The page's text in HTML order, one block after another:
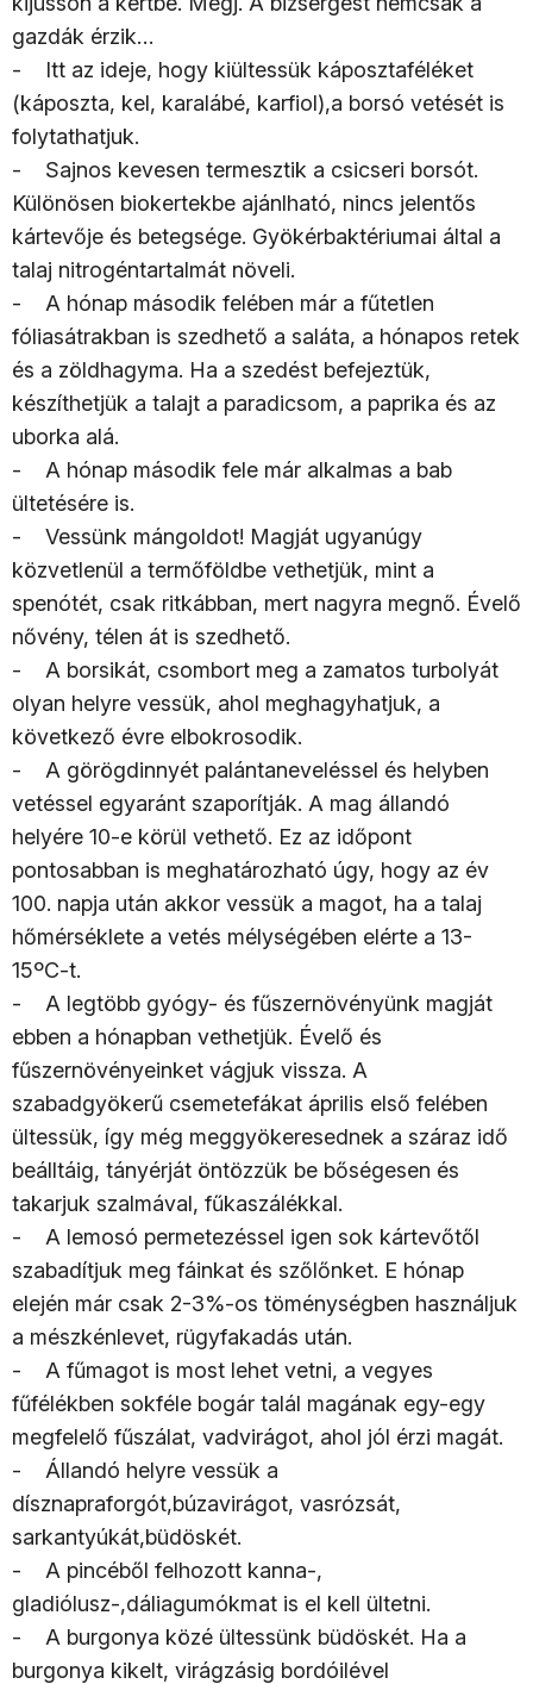
gazdák érzik…
- Itt az ideje, hogy kiültessük káposztaféléket
(káposzta, kel, karalábé, karfiol),a borsó vetését is
folytathatjuk.
- Sajnos kevesen termesztik a csicseri borsót.
Különösen biokertekbe ajánlható, nincs jelentős
kártevője és betegsége. Gyökérbaktériumai által a
talaj nitrogéntartalmát növeli.
- A hónap második felében már a fűtetlen
fóliasátrakban is szedhető a saláta, a hónapos retek
és a zöldhagyma. Ha a szedést befejeztük,
készíthetjük a talajt a paradicsom, a paprika és az
uborka alá.
- A hónap második fele már alkalmas a bab
ültetésére is.
- Vessünk mángoldot! Magját ugyanúgy
közvetlenül a termőföldbe vethetjük, mint a
spenótét, csak ritkábban, mert nagyra megnő. Évelő
nővény, télen át is szedhető.
- A borsikát, csombort meg a zamatos turbolyát
olyan helyre vessük, ahol meghagyhatjuk, a
következő évre elbokrosodik.
- A görögdinnyét palántaneveléssel és helyben
vetéssel egyaránt szaporítják. A mag állandó
helyére 10-e körül vethető. Ez az időpont
pontosabban is meghatározható úgy, hogy az év
100. napja után akkor vessük a magot, ha a talaj
hőmérséklete a vetés mélységében elérte a 13-
15ºC-t.
- A legtöbb gyógy- és fűszernövényünk magját
ebben a hónapban vethetjük. Évelő és
fűszernövényeinket vágjuk vissza. A
szabadgyökerű csemetefákat április első felében
ültessük, így még meggyökeresednek a száraz idő
beálltáig, tányérját öntözzük be bőségesen és
takarjuk szalmával, fűkaszálékkal.
- A lemosó permetezéssel igen sok kártevőtől
szabadítjuk meg fáinkat és szőlőnket. E hónap
elején már csak 2-3%-os töménységben használjuk
a mészkénlevet, rügyfakadás után.
- A fűmagot is most lehet vetni, a vegyes
fűfélékben sokféle bogár talál magának egy-egy
megfelelő fűszálat, vadvirágot, ahol jól érzi magát.
- Állandó helyre vessük a
dísznapraforgót,búzavirágot, vasrózsát,
sarkantyúkát,büdöskét.
- A pincéből felhozott kanna-,
gladiólusz-,dáliagumókmat is el kell ültetni.
- A burgonya közé ültessünk büdöskét. Ha a
burgonya kikelt, virágzásig bordóilével